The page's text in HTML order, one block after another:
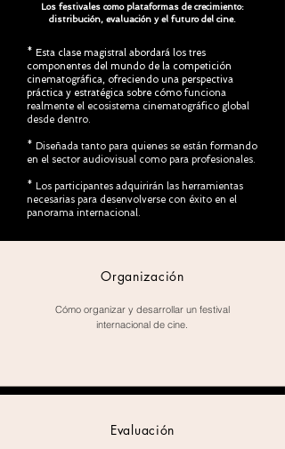
Los festivales como plataformas de crecimiento:
distribución, evaluación y el futuro del cine.
* Esta clase magistral abordará los tres
componentes del mundo de la competición
cinematográfica, ofreciendo una perspectiva
práctica y estratégica sobre cómo funciona
realmente el ecosistema cinematográfico global
desde dentro.
* Diseñada tanto para quienes se están formando
en el sector audiovisual como para profesionales.
* Los participantes adquirirán las herramientas
necesarias para desenvolverse con éxito en el
panorama internacional.
Organización
Cómo organizar y desarrollar un festival
internacional de cine.
Evaluación